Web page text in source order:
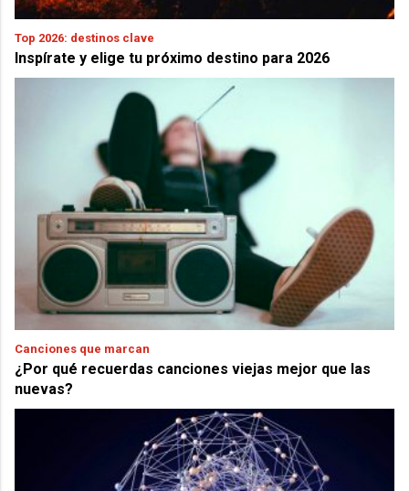
Top 2026: destinos clave
Inspírate y elige tu próximo destino para 2026
Canciones que marcan
¿Por qué recuerdas canciones viejas mejor que las
nuevas?